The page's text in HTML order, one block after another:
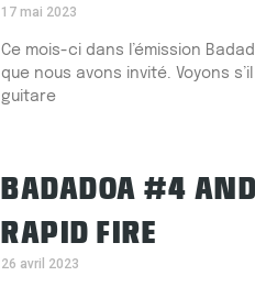
17 mai 2023
Ce mois-ci dans l’émission
que nous avons invité. Voyons
guitare
BADADOA #4
RAPID FIRE
26 avril 2023